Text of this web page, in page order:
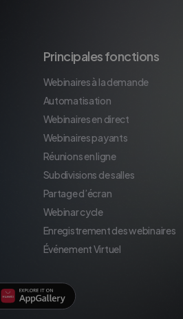
Principales fonctions
Webinaires à la demande
Automatisation
Webinaires en direct
Webinaires payants
Réunions en ligne
Subdivisions de salles
Partage d’écran
Webinar cycle
Enregistrement des webinaires
Événement Virtuel